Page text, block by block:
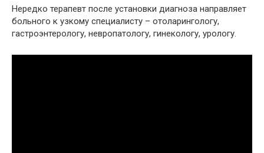
Нередко терапевт после установки диагноза направляет
больного к узкому специалисту – отоларингологу,
гастроэнтерологу, невропатологу, гинекологу, урологу.